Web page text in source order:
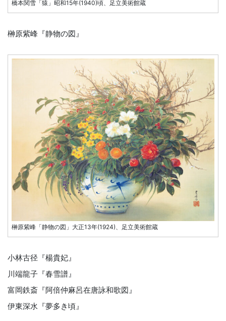
橋本関雪「猿」昭和15年(1940)頃、足立美術館蔵
榊原紫峰『静物の図』
榊原紫峰「静物の図」大正13年(1924)、足立美術館蔵
小林古径『楊貴妃』
川端龍子『春雪譜』
富岡鉄斎『阿倍仲麻呂在唐詠和歌図』
伊東深水『夢多き頃』